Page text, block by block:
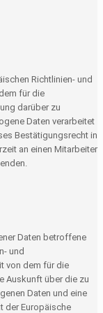
Richtlinien- und
für die
darüber zu
Daten verarbeitet
Bestätigungsrecht in
an einen Mitarbeiter
Daten betroffene
und
von dem für die
Auskunft über die zu
Daten und eine
der Europäische